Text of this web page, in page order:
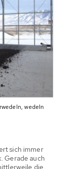
wedeln
sich immer
Gerade auch
die